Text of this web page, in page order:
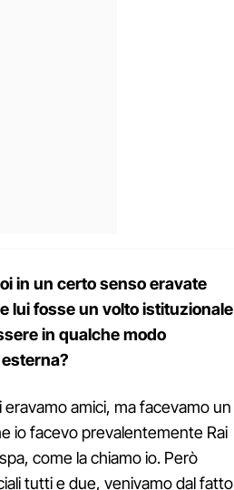
in un certo senso eravate
lui fosse un volto istituzionale
in qualche modo
amici, ma facevamo un
io facevo prevalentemente Rai
come la chiamo io. Però
tutti e due, venivamo dal fatto